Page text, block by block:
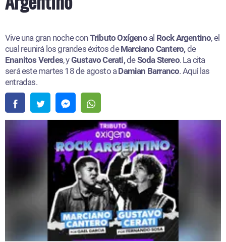
Vive una gran noche conTributo Oxígenoal Rock Argentino, el
cual reunirá los grandes éxitos deMarciano Cantero,de
Enanitos Verdes, yGustavo Cerati,deSoda Stereo. La cita
será este martes 18 de agosto a Damian Barranco. Aquí las
entradas.​